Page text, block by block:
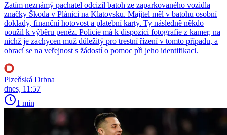
Zatím neznámý pachatel odcizil batoh ze zaparkovaného vozidla
značky Škoda v Plánici na Klatovsku. Majitel měl v batohu osobní
doklady, finanční hotovost a platební karty. Ty následně někdo
použil k výběru peněz. Policie má k dispozici fotografie z kamer, na
nichž je zachycen muž důležitý pro trestní řízení v tomto případu, a
obrací se na veřejnost s žádostí o pomoc při jeho identifikaci.
Plzeňská Drbna
dnes, 11:57
1 min